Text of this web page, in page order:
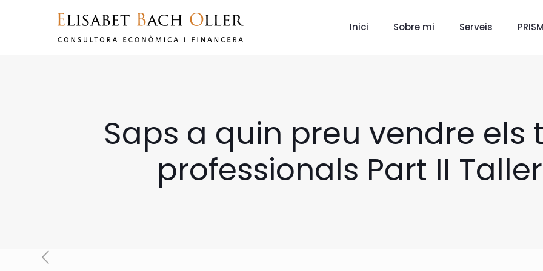
Inici Sobre mi Serveis
Saps a quin preu vendre els
professionals Part II